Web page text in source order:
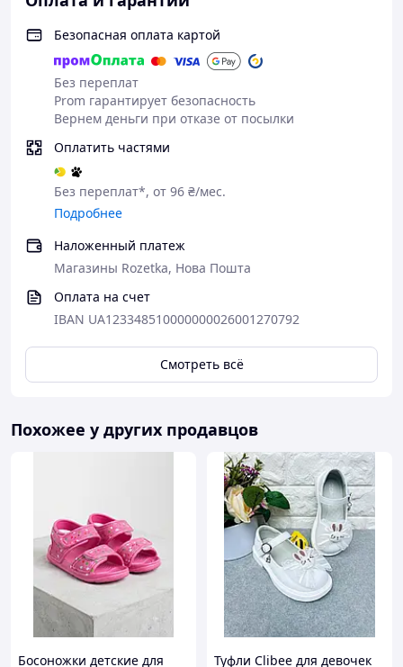
Безопасная оплата картой
Без переплат
Prom гарантирует безопасность
Вернем деньги при отказе от посылки
Оплатить частями
Без переплат*, от 96 ₴/мес.
Подробнее
Наложенный платеж
Магазины Rozetka, Нова Пошта
Оплата на счет
IBAN UA123348510000000026001270792
Смотреть всё
Похожее у других продавцов
Босоножки детские для
Туфли Clibee для девочек